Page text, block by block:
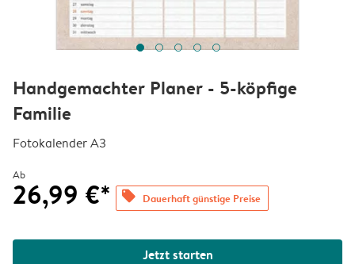
Handgemachter Planer - 5-köpfige
Familie
Fotokalender A3
Ab
26,99 €* offers Dauerhaft günstige Preise
Jetzt starten